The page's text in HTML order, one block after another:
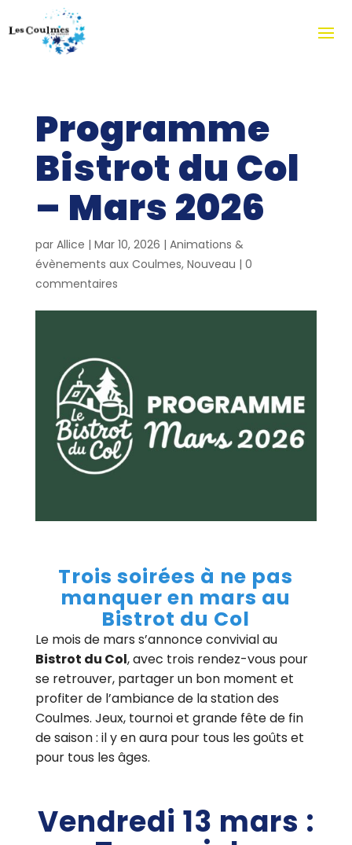
Programme
Bistrot du Col
– Mars 2026
par Allice | Mar 10, 2026 | Animations &
évènements aux Coulmes, Nouveau | 0
commentaires
Trois soirées à ne pas
manquer en mars au
Bistrot du Col
Le mois de mars s’annonce convivial au
Bistrot du Col, avec trois rendez-vous pour
se retrouver, partager un bon moment et
profiter de l’ambiance de la station des
Coulmes. Jeux, tournoi et grande fête de fin
de saison : il y en aura pour tous les goûts et
pour tous les âges.
Vendredi 13 mars :